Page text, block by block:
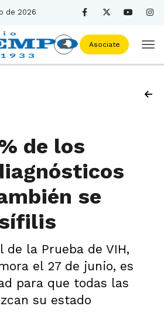
de 2026
Asociate
de los
se
de la Prueba de VIH,
el 27 de junio, es
para que todas las
su estado